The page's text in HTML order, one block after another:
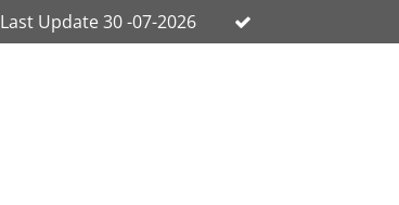
Last Update 30 -07-2026